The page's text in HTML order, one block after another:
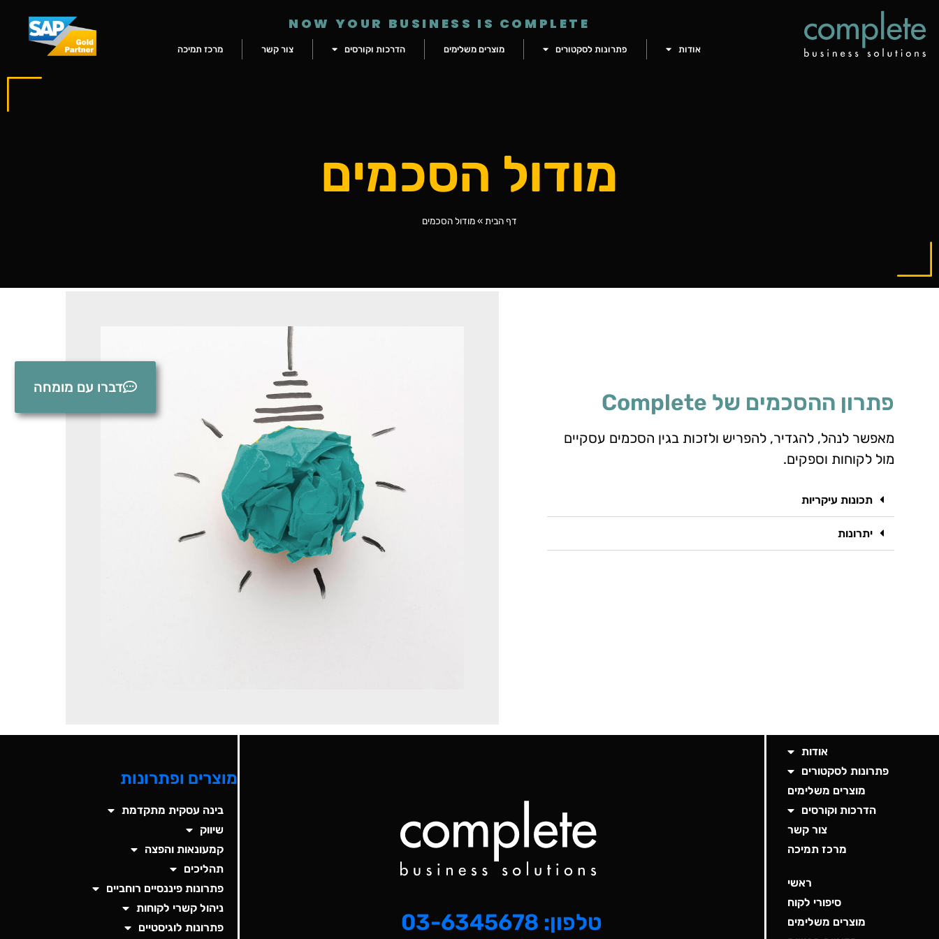
NOW YOUR BUSINESS IS COMPLETE
אודות פתרונות לסקטורים מוצרים משלימים הדרכות וקורסים צור קשר מרכז תמיכה
מודול הסכמים
דף הבית»מודול הסכמים
פתרון ההסכמים של Complete
מאפשר לנהל, להגדיר, להפריש ולזכות בגין הסכמים עסקיים
מול לקוחות וספקים.
תכונות עיקריות
יתרונות
אודות
פתרונות לסקטורים
מוצרים משלימים
הדרכות וקורסים
צור קשר
מרכז תמיכה
ראשי
סיפורי לקוח
מוצרים משלימים
דברו עם מומחה
טלפון: 03-6345678
מוצרים ופתרונות
בינה עסקית מתקדמת
שיווק
קמעונאות והפצה
תהליכים
פתרונות פיננסיים רוחביים
ניהול קשרי לקוחות
פתרונות לוגיסטיים